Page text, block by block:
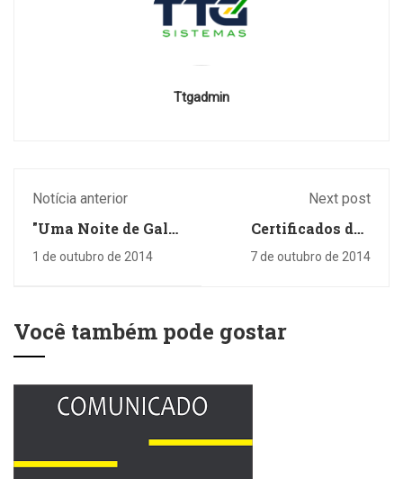
Ttgadmin
Notícia anterior
"Uma Noite de Gala"
1 de outubro de 2014
Next post
Certificados das
Pedagógicas 2013 já
7 de outubro de 2014
Você também pode gostar